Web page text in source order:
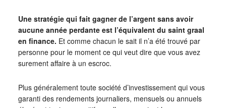
Une stratégie qui fait gagner de l’argent sans avoir
aucune année perdante est l’équivalent du saint graal
en finance. Et comme chacun le sait il n’a été trouvé par
personne pour le moment ce qui veut dire que vous avez
surement affaire à un escroc.
Plus généralement toute société d’investissement qui vous
garanti des rendements journaliers, mensuels ou annuels